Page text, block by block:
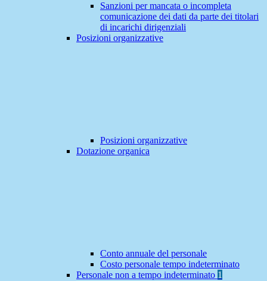
Sanzioni per mancata o incompleta
comunicazione dei dati da parte dei titolari
di incarichi dirigenziali
Posizioni organizzative
Posizioni organizzative
Dotazione organica
Conto annuale del personale
Costo personale tempo indeterminato
Personale non a tempo indeterminato 1